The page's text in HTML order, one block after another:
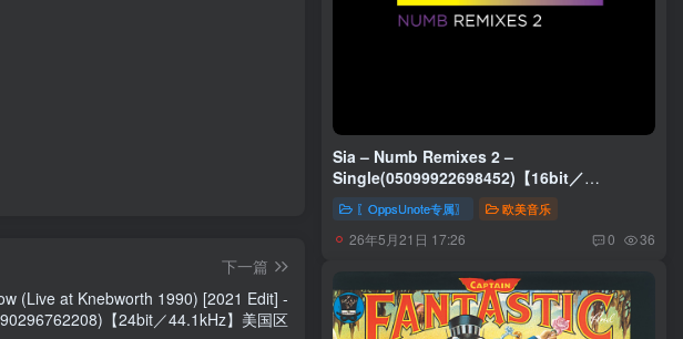
下一篇
(Live at Knebworth 1990) [2021 Edit] -
【24bit／44.1kHz】美国区
Sia – Numb Remixes 2 –
Single(05099922698452)【16bit／
44.1kHz】土耳其区
〖OppsUnote专属〗 欧美音乐
26年5月21日 17:26 0 36